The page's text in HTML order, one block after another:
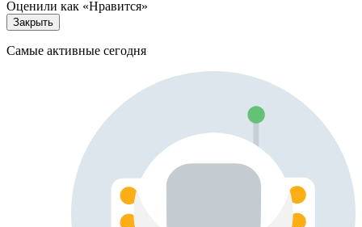
Оценили как «Нравится»
Закрыть
Самые активные сегодня